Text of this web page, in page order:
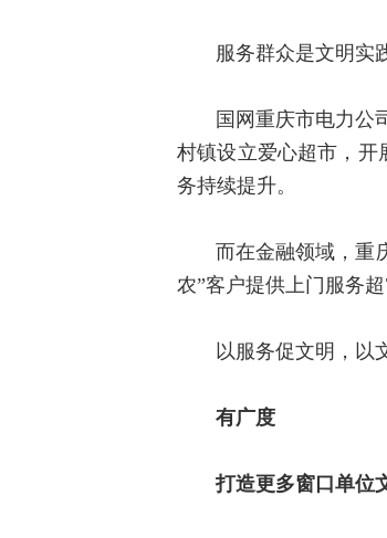
服务群众是文明实
国网重庆市电力公
村镇设立爱心超市，开
务持续提升。
而在金融领域，重
农”客户提供上门服务
以服务促文明，以
有广度
打造更多窗口单位